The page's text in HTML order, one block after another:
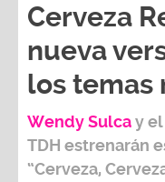
Cerveza
nueva
los temas
Wendy Sulcay
TDH estrenarán
“Cerveza,